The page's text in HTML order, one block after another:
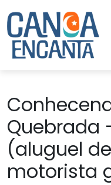
Quebrada
(aluguel
motorista